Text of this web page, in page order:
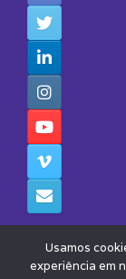
Usamos
experiência em